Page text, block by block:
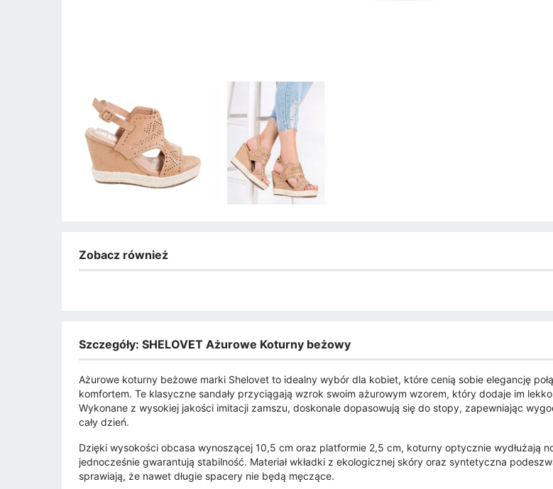
Zobacz również
Szczegóły: SHELOVET Ażurowe Koturny beżowy
Ażurowe koturny beżowe marki Shelovet to idealny wybór dla kobiet, które cenią sobie elegancję
komfortem. Te klasyczne sandały przyciągają wzrok swoim ażurowym wzorem, który dodaje im
Wykonane z wysokiej jakości imitacji zamszu, doskonale dopasowują się do stopy, zapewniając
cały dzień.
Dzięki wysokości obcasa wynoszącej 10,5 cm oraz platformie 2,5 cm, koturny optycznie wydłużają
jednocześnie gwarantują stabilność. Materiał wkładki z ekologicznej skóry oraz syntetyczna
sprawiają, że nawet długie spacery nie będą męczące.